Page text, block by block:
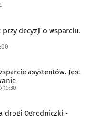
przy decyzji o wsparciu.
asystentów. Jest
15:30
drogi Ogrodniczki -